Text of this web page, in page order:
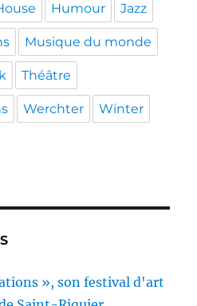
Humour Jazz
Musique du monde
Théâtre
Werchter Winter
», son festival d'art